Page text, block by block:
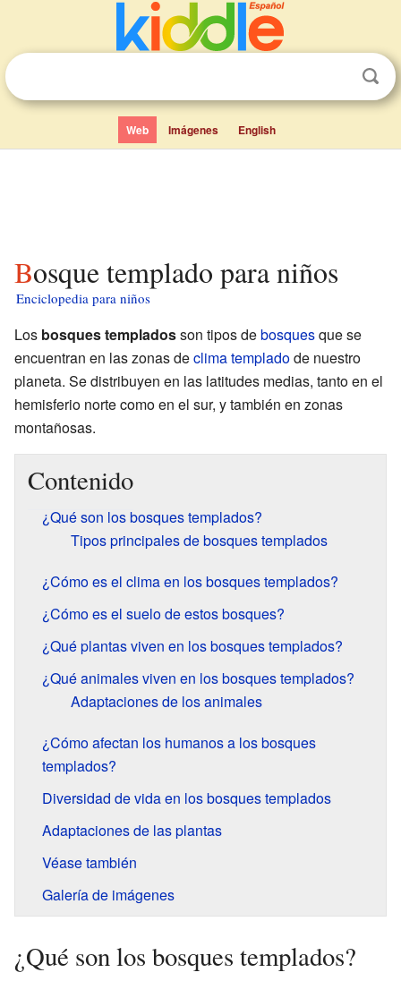
Web Imágenes English
Bosque templado para niños
Enciclopedia para niños
Los bosques templadosson tipos debosquesque se
encuentran en las zonas declima templadode nuestro
planeta. Se distribuyen en las latitudes medias, tanto en el
hemisferio norte como en el sur, y también en zonas
montañosas.
Contenido
¿Qué son los bosques templados?
Tipos principales de bosques templados
¿Cómo es el clima en los bosques templados?
¿Cómo es el suelo de estos bosques?
¿Qué plantas viven en los bosques templados?
¿Qué animales viven en los bosques templados?
Adaptaciones de los animales
¿Cómo afectan los humanos a los bosques
templados?
Diversidad de vida en los bosques templados
Adaptaciones de las plantas
Véase también
Galería de imágenes
¿Qué son los bosques templados?